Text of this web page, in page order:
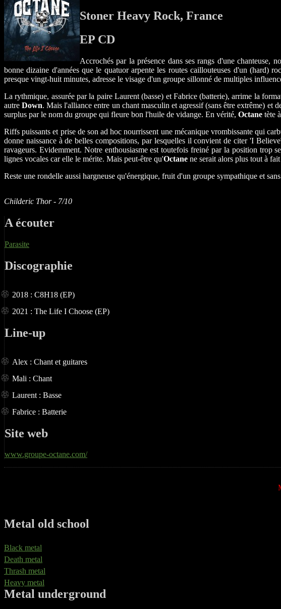
Stoner Heavy Rock, France
EP CD
Accrochés par la présence dans ses rangs d'une chanteuse,
bonne dizaine d'années que le quatuor arpente les routes caillouteuses d'un (hard)
presque vingt-huit minutes, adresse le visage d'un groupe sillonné de multiples
La rythmique, assurée par la paire Laurent (basse) et Fabrice (batterie), arrime la
autreDown. Mais l'alliance entre un chant masculin et agressif (sans être extrême) et
surplus par le nom du groupe qui fleure bon l'huile de vidange. En vérité, Octane tète
Riffs puissants et prise de son ad hoc nourrissent une mécanique vrombissante qui
donne naissance à de belles compositions, par lesquelles il convient de citer 'I
ravageurs. Evidemment. Notre enthousiasme est toutefois freiné par la position trop
lignes vocales car elle le mérite. Mais peut-être qu'Octane ne serait alors plus tout à
Reste une rondelle aussi hargneuse qu'énergique, fruit d'un groupe sympathique et
Childeric Thor - 7/10
A écouter
Parasite
Discographie
2018 : C8H18 (EP)
2021 : The Life I Choose (EP)
Line-up
Alex : Chant et guitares
Mali : Chant
Laurent : Basse
Fabrice : Batterie
Site web
www.groupe-octane.com/
Metal old school
Black metal
Death metal
Thrash metal
Heavy metal
Metal underground